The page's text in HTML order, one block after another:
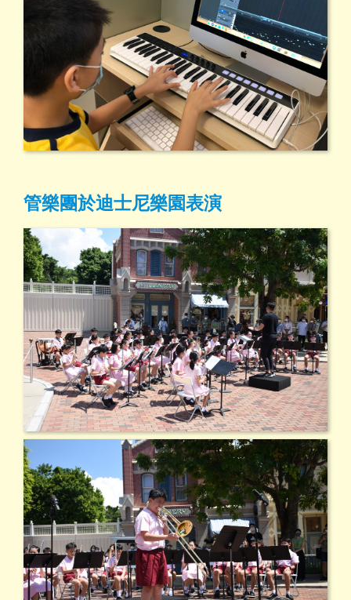
管樂團於迪士尼樂園表演